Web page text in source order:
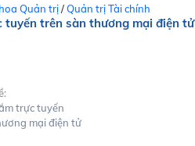
Quản trị/Quản trị Tài chính
tuyến trên sàn thương mại điện tử
trực tuyến
mại điện tử